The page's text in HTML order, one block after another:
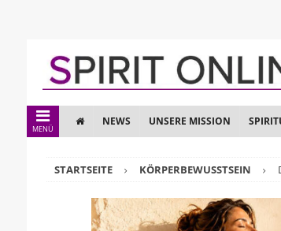
MENÜ
NEWS UNSERE MISSION
STARTSEITE KÖRPERBEWUSSTSEIN